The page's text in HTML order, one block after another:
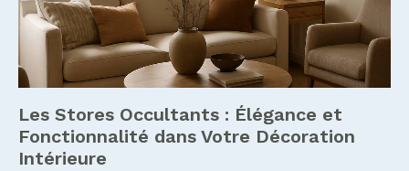
Les Stores Occultants : Élégance et
Fonctionnalité dans Votre Décoration
Intérieure